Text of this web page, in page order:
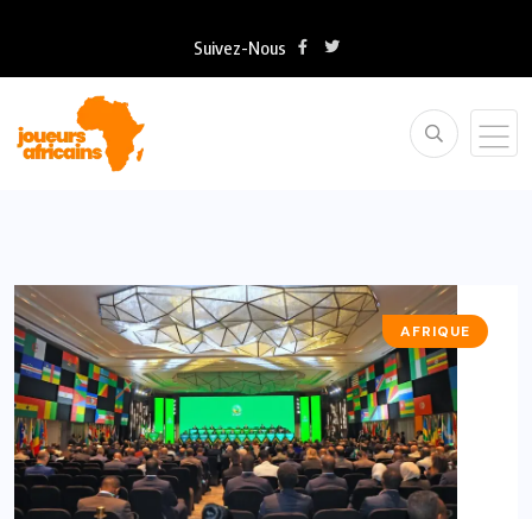
Suivez-Nous
AFRIQUE